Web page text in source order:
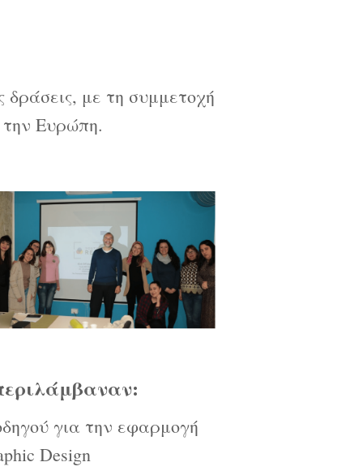
δράσεις, με τη συμμετοχή
Ευρώπη.
για την εφαρμογή
Design